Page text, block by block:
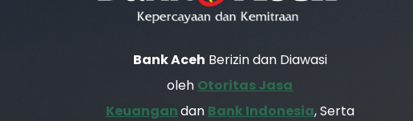
Bank Aceh Berizin dan Diawasi
oleh Otoritas Jasa
Keuangandan Bank Indonesia, Serta